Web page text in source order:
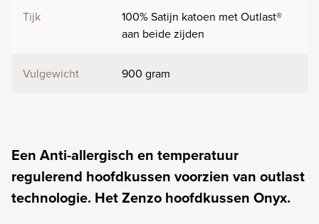
Tijk
100% Satijn katoen met Outlast®
aan beide zijden
Vulgewicht 900 gram
Een Anti-allergisch en temperatuur
regulerend hoofdkussen voorzien van outlast
technologie. Het Zenzo hoofdkussen Onyx.